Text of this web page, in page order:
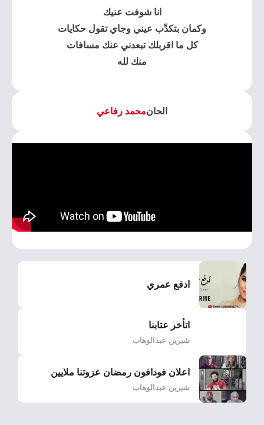
انا شوفت عنيك
وكمان بتكدِّب عيني وجاي تقول حكايات
كل ما اقربلك تبعدني عنك مسافات
منك لله
الحانمحمد رفاعي
ادفع عمري
اتأخر عتابنا
شيرين عبدالوهاب
اعلان فودافون رمضان عزوتنا ملايين
شيرين عبدالوهاب